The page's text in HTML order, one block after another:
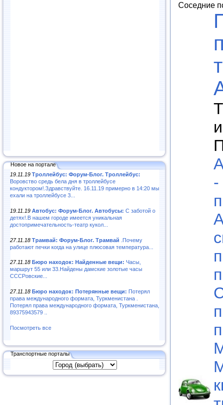
Новое на портале
19.11.19 Троллейбус: Форум-Блог. Троллейбус:
Воровство средь бела дня в троллейбусе
кондуктором!.Здравствуйте. 16.11.19 примерно в 14:20 мы
ехали на троллейбусе 3...
19.11.19 Автобус: Форум-Блог. Автобусы: С заботой о
детях!.В нашем городе имеется уникальная
достопримечательность-театр кукол...
27.11.18 Трамвай: Форум-Блог. Трамвай .Почему
работают печки когда на улице плюсовая температура...
27.11.18 Бюро находок: Найденные вещи: Часы,
маршрут 55 или 33.Найдены дамские золотые часы
СССРовские...
27.11.18 Бюро находок: Потерянные вещи: Потерял
права международного формата, Туркменистана .
Потерял права международного формата, Туркменистана,
89375943579 ..
Посмотреть все
Транспортные порталы
Соседние
-